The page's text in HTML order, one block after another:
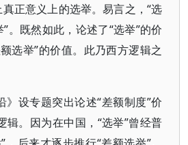
正意义上的选举。易言之，“选
。既然如此，论述了“选举”的价
选举”的价值。此乃西方逻辑之
》设专题突出论述“差额制度”价
辑。因为在中国，“选举”曾经普